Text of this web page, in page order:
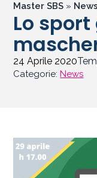
Master SBS » News
Lo
24 Aprile 2020
Categorie:News